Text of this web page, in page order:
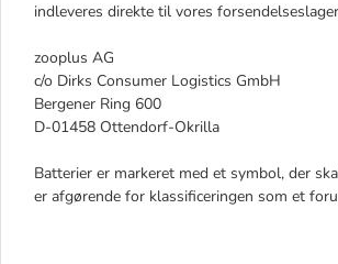
indleveres direkte til vores
zooplus AG
c/o Dirks Consumer Logistics GmbH
Bergener Ring 600
D-01458 Ottendorf-Okrilla
Batterier er markeret med et symbol, der
er afgørende for klassificeringen som et